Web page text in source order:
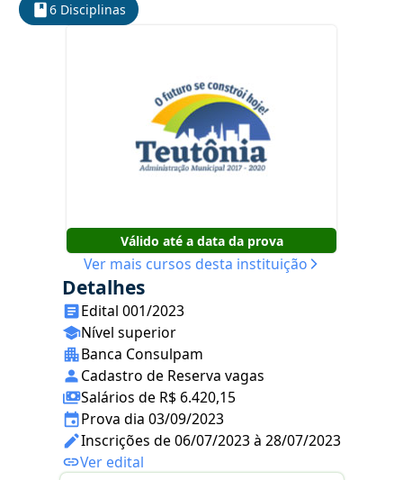
6 Disciplinas
Válido até a data da prova
Ver mais cursos desta instituição
Detalhes
Edital 001/2023
Nível superior
Banca Consulpam
Cadastro de Reserva vagas
Salários de R$ 6.420,15
Prova dia 03/09/2023
Inscrições de 06/07/2023 à 28/07/2023
Ver edital